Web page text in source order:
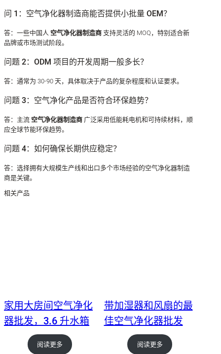
问 1：空气净化器制造商能否提供小批量 OEM？
答：一些中国人 空气净化器制造商支持灵活的 MOQ，特别适合新
品牌或市场测试阶段。
问题 2：ODM 项目的开发周期一般多长？
答：通常为 30-90 天，具体取决于产品的复杂程度和认证要求。
问题 3：空气净化产品是否符合环保趋势？
答：主流 空气净化器制造商广泛采用低能耗电机和可持续材料，顺
应全球节能环保趋势。
问题 4：如何确保长期供应稳定？
答：选择拥有大规模生产线和出口多个市场经验的空气净化器制造
商是关键。
相关产品
家用大房间空气净化
器批发，3.6 升水箱
阅读更多
带加湿器和风扇的最
佳空气净化器批发
阅读更多